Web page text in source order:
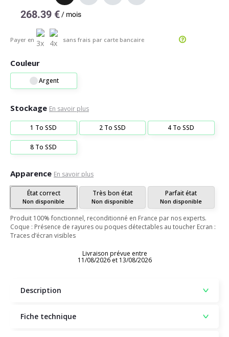
268.39 € / mois
Payer en sans frais par carte bancaire
Couleur
Argent
Stockage En savoir plus
1 To SSD 2 To SSD 4 To SSD
8 To SSD
Apparence En savoir plus
État correct
Non disponible
Très bon état
Non disponible
Parfait état
Non disponible
Produit 100% fonctionnel, reconditionné en France par nos experts.
Coque : Présence de rayures ou poques détectables au toucher Ecran :
Traces d’écran visibles
Livraison prévue entre
11/08/2026 et 13/08/2026
Description
Fiche technique